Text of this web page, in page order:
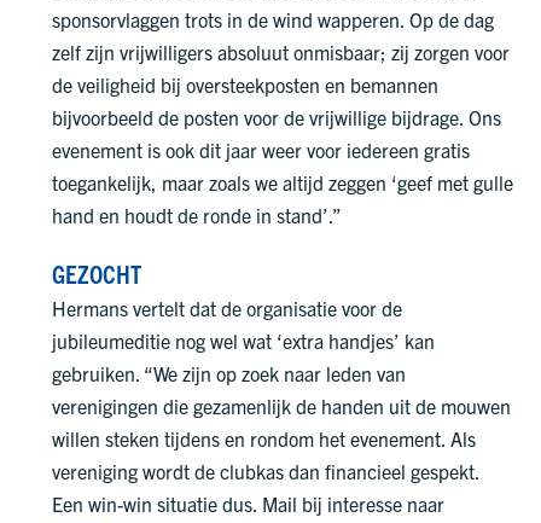
sponsorvlaggen trots in de wind wapperen. Op de dag
zelf zijn vrijwilligers absoluut onmisbaar; zij zorgen voor
de veiligheid bij oversteekposten en bemannen
bijvoorbeeld de posten voor de vrijwillige bijdrage. Ons
evenement is ook dit jaar weer voor iedereen gratis
toegankelijk, maar zoals we altijd zeggen ‘geef met gulle
hand en houdt de ronde in stand’.”
GEZOCHT
Hermans vertelt dat de organisatie voor de
jubileumeditie nog wel wat ‘extra handjes’ kan
gebruiken. “We zijn op zoek naar leden van
verenigingen die gezamenlijk de handen uit de mouwen
willen steken tijdens en rondom het evenement. Als
vereniging wordt de clubkas dan financieel gespekt.
Een win-win situatie dus. Mail bij interesse naar